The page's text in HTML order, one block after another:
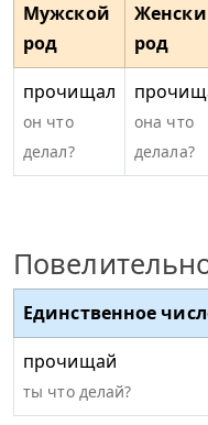
Мужской
род
род
прочищал
он что
делал?
она что
делала?
Единственное
прочищай
ты что делай?